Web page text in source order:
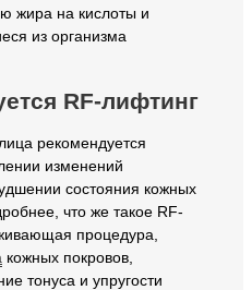
жира на кислоты и
из организма
RF-лифтинг
рекомендуется
изменений
состояния кожных
что же такое RF-
процедура,
кожных покровов,
тонуса и упругости